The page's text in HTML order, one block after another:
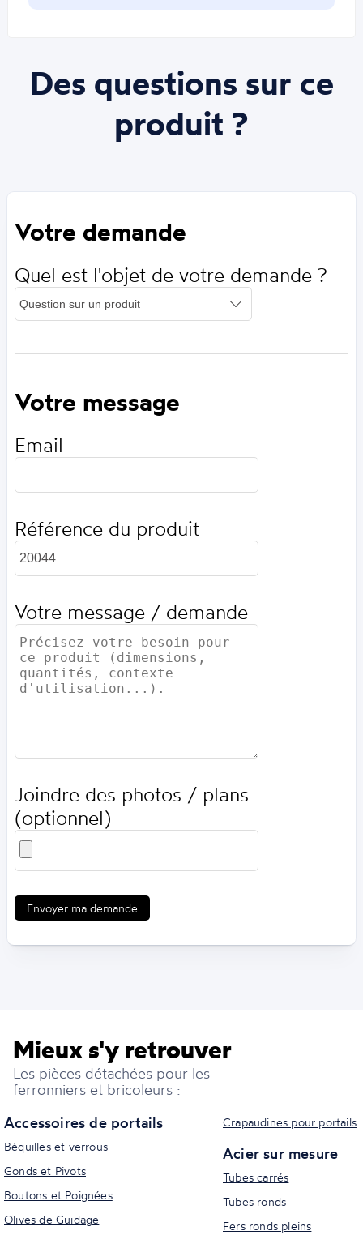
Des questions sur ce
produit ?
Votre demande
Quel est l'objet de votre demande ?
Votre message
Email
Référence du produit
Votre message / demande
Joindre des photos / plans
(optionnel)
Envoyer ma demande
Mieux s'y retrouver
Les pièces détachées pour les
ferronniers et bricoleurs :
Accessoires de portails
Béquilles et verrous
Gonds et Pivots
Boutons et Poignées
Olives de Guidage
Crapaudines pour portails
Acier sur mesure
Tubes carrés
Tubes ronds
Fers ronds pleins